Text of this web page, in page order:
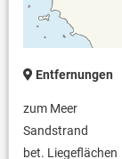
Entfernungen
zum Meer
Sandstrand
bet. Liegeflächen